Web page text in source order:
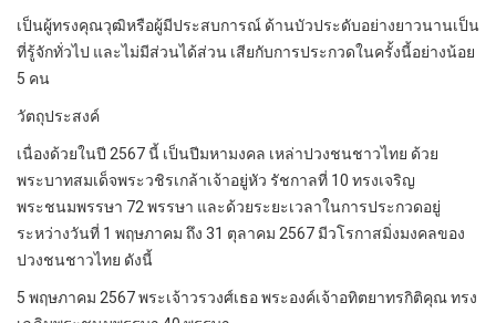
เป็นผู้ทรงคุณวุฒิหรือผู้มีประสบการณ์ ด้านบัวประดับอย่างยาวนานเป็น
ที่รู้จักทั่วไป และไม่มีส่วนได้ส่วน เสียกับการประกวดในครั้งนี้อย่างน้อย
5 คน
วัตถุประสงค์
เนื่องด้วยในปี 2567 นี้ เป็นปีมหามงคล เหล่าปวงชนชาวไทย ด้วย
พระบาทสมเด็จพระวชิรเกล้าเจ้าอยู่หัว รัชกาลที่ 10 ทรงเจริญ
พระชนมพรรษา 72 พรรษา และด้วยระยะเวลาในการประกวดอยู่
ระหว่างวันที่ 1 พฤษภาคม ถึง 31 ตุลาคม 2567 มีวโรกาสมิ่งมงคลของ
ปวงชนชาวไทย ดังนี้
5 พฤษภาคม 2567 พระเจ้าวรวงศ์เธอ พระองค์เจ้าอทิตยาทรกิติคุณ ทรง